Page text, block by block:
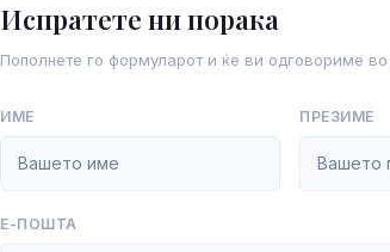
Испратете ни порака
Пополнете го формуларот и ќе ви одговориме
ИМЕ ПРЕЗИМЕ
Е-ПОШТА